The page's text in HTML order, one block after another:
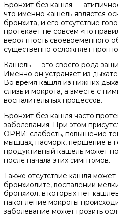
Бронхит без кашля —
что именно кашель является
бронхита, и его отсутствие
протекает не совсем «по
вероятность своевременного
существенно осложняет
Кашель — это своего рода
Именно он устраняет из
Во время кашля из нижних
слизь и мокрота, а вместе с
воспалительных процессов.
Бронхит без кашля часто
заболевания. При этом
ОРВИ: слабость, повышение
мышцах, насморк, першение в
продуктивный кашель может
после начала этих симптомов.
Также отсутствие кашля может
бронхиолите, воспалении
бронхиол, в которых нет
накопление мокроты
заболевание может грозить